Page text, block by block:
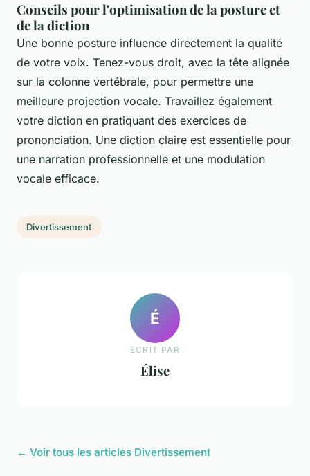
Conseils pour l'optimisation de la posture et
de la diction
Une bonne posture influence directement la qualité
de votre voix. Tenez-vous droit, avec la tête alignée
sur la colonne vertébrale, pour permettre une
meilleure projection vocale. Travaillez également
votre diction en pratiquant des exercices de
prononciation. Une diction claire est essentielle pour
une narration professionnelle et une modulation
vocale efficace.
Divertissement
É
ECRIT PAR
Élise
← Voir tous les articles Divertissement